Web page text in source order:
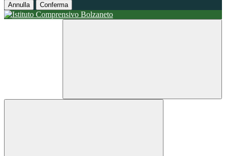
Annulla Conferma